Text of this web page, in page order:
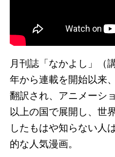
月刊誌「なかよし」（
年から連載を開始以来
翻訳され、アニメーシ
以上の国で展開し、世
したもはや知らない人
的な人気漫画。